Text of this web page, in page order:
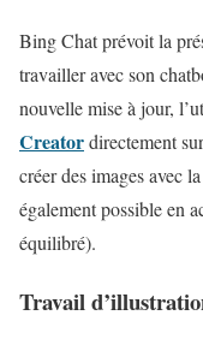
Bing Chat prévoit la
travailler avec son
nouvelle mise à jour,
Creatordirectement
créer des images avec
également possible en
équilibré).
Travail